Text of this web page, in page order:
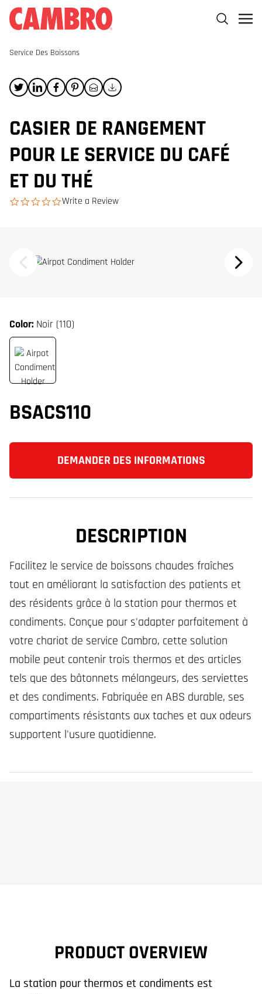
Service Des Boissons
CASIER DE RANGEMENT
POUR LE SERVICE DU CAFÉ
ET DU THÉ
0.0 star rating
Write a Review
Color: Noir (110)
BSACS110
DEMANDER DES INFORMATIONS
DESCRIPTION
Facilitez le service de boissons chaudes fraîches
tout en améliorant la satisfaction des patients et
des résidents grâce à la station pour thermos et
condiments. Conçue pour s'adapter parfaitement à
votre chariot de service Cambro, cette solution
mobile peut contenir trois thermos et des articles
tels que des bâtonnets mélangeurs, des serviettes
et des condiments. Fabriquée en ABS durable, ses
compartiments résistants aux taches et aux odeurs
supportent l'usure quotidienne.
PRODUCT OVERVIEW
La station pour thermos et condiments est